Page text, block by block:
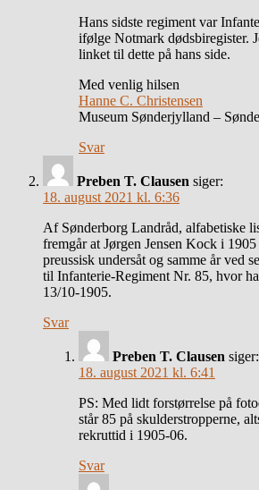
Hans sidste regiment var
ifølge Notmark dødsbiregister.
linket til dette på hans side.
Med venlig hilsen
Hanne C. Christensen
Museum Sønderjylland –
Svar
Preben T. Clausen siger:
18. august 2021 kl. 6:36
Af Sønderborg Landråd, alfabetiske
fremgår at Jørgen Jensen Kock i
preussisk undersåt og samme år ved
til Infanterie-Regiment Nr. 85, hvor
13/10-1905.
Svar
Preben T. Clausen siger:
18. august 2021 kl. 6:41
PS: Med lidt forstørrelse på
står 85 på skulderstropperne,
rekruttid i 1905-06.
Svar